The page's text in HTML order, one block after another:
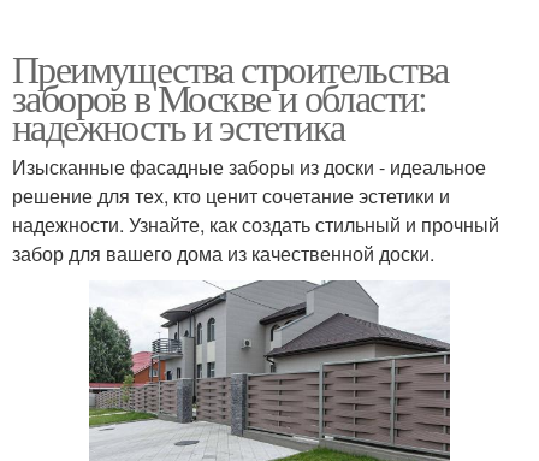
Преимущества строительства
заборов в Москве и области:
надежность и эстетика
Изысканные фасадные заборы из доски - идеальное
решение для тех, кто ценит сочетание эстетики и
надежности. Узнайте, как создать стильный и прочный
забор для вашего дома из качественной доски.